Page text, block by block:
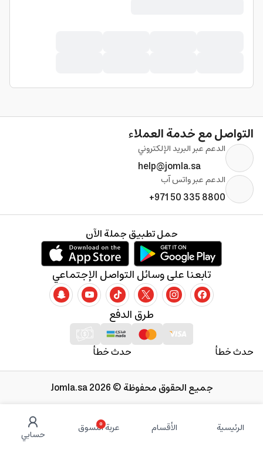
الرئيسية الأقسام 0
عربة التسوق حسابي
التواصل مع خدمة العملاء
الدعم عبر البريد الإلكتروني
help@jomla.sa
الدعم عبر واتس آب
+971 50 335 8800
حدث خطأ حدث خطأ
طرق الدفع
تابعنا على وسائل التواصل الإجتماعي
حمل تطبيق جملة الآن
جميع الحقوق محفوظة © 2026 Jomla.sa